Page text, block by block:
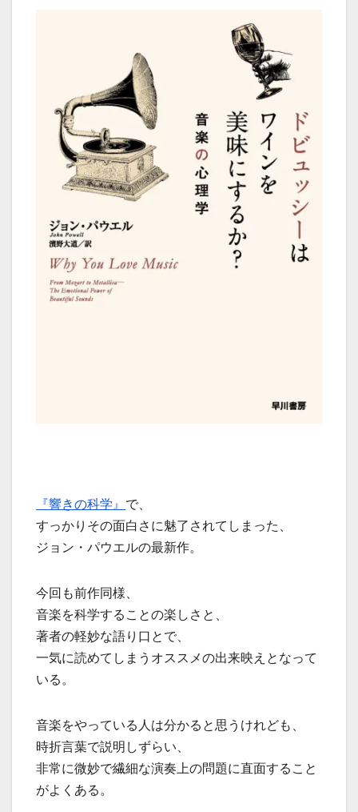
『響きの科学』 で、
すっかりその面白さに魅了されてしまった、
ジョン・パウエルの最新作。
今回も前作同様、
音楽を科学することの楽しさと、
著者の軽妙な語り口とで、
一気に読めてしまうオススメの出来映えとなって
いる。
音楽をやっている人は分かると思うけれども、
時折言葉で説明しずらい、
非常に微妙で繊細な演奏上の問題に直面すること
がよくある。